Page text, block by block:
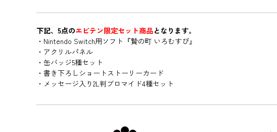
下記、5点のエビテン限定セット商品となります。
・Nintendo Switch用ソフト『贄の町 いろむすび』
・アクリルパネル
・缶バッジ5種セット
・書き下ろしショートストーリーカード
・メッセージ入り2L判ブロマイド4種セット